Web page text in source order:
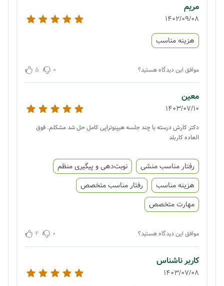
مریم
1402/09/08
هزینه مناسب
موافق این دیدگاه هستید؟ 0
5
معین
1403/07/10
دکتر کارش درسته با چند جلسه هیپنوتراپی کامل حل شد مشکلم. فوق
العاده کاربلد
رفتار مناسب منشی
نوبت‌دهی و پیگیری منظم
هزینه مناسب
رفتار مناسب متخصص
مهارت متخصص
موافق این دیدگاه هستید؟ 0
4
کاربر ناشناس
1403/07/08